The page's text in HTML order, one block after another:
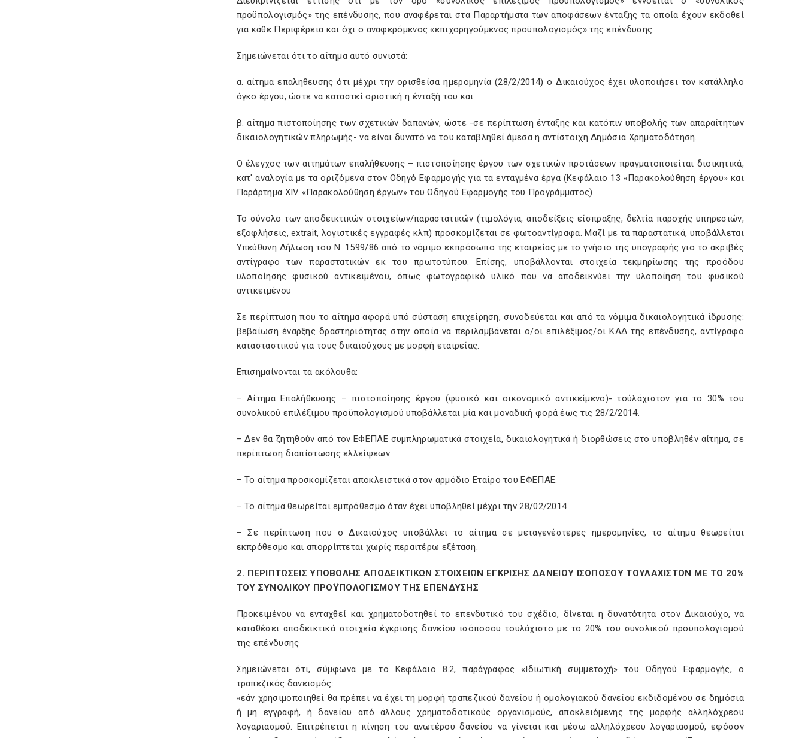
προϋπολογισμός» της επένδυσης, που αναφέρεται στα Παραρτήματα των αποφάσεων ένταξης τα οποία έχουν εκδοθεί
για κάθε Περιφέρεια και όχι ο αναφερόμενος «επιχορηγούμενος προϋπολογισμός» της επένδυσης.
Σημειώνεται ότι το αίτημα αυτό συνιστά:
α. αίτημα επαληθευσης ότι μέχρι την ορισθείσα ημερομηνία (28/2/2014) ο Δικαιούχος έχει υλοποιήσει τον κατάλληλο
όγκο έργου, ώστε να καταστεί οριστική η ένταξή του και
β. αίτημα πιστοποίησης των σχετικών δαπανών, ώστε -σε περίπτωση ένταξης και κατόπιν υποβολής των απαραίτητων
δικαιολογητικών πληρωμής- να είναι δυνατό να του καταβληθεί άμεσα η αντίστοιχη Δημόσια Χρηματοδότηση.
Ο έλεγχος των αιτημάτων επαλήθευσης – πιστοποίησης έργου των σχετικών προτάσεων πραγματοποιείται διοικητικά,
κατ' αναλογία με τα οριζόμενα στον Οδηγό Εφαρμογής για τα ενταγμένα έργα (Κεφάλαιο 13 «Παρακολούθηση έργου» και
Παράρτημα XIV «Παρακολούθηση έργων» του Οδηγού Εφαρμογής του Προγράμματος).
Το σύνολο των αποδεικτικών στοιχείων/παραστατικών (τιμολόγια, αποδείξεις είσπραξης, δελτία παροχής υπηρεσιών,
εξοφλήσεις, extrait, λογιστικές εγγραφές κλπ) προσκομίζεται σε φωτοαντίγραφα. Μαζί με τα παραστατικά, υποβάλλεται
Υπεύθυνη Δήλωση του Ν. 1599/86 από το νόμιμο εκπρόσωπο της εταιρείας με το γνήσιο της υπογραφής γιο το ακριβές
αντίγραφο των παραστατικών εκ του πρωτοτύπου. Επίσης, υποβάλλονται στοιχεία τεκμηρίωσης της προόδου
υλοποίησης φυσικού αντικειμένου, όπως φωτογραφικό υλικό που να αποδεικνύει την υλοποίηση του φυσικού
αντικειμένου
Σε περίπτωση που το αίτημα αφορά υπό σύσταση επιχείρηση, συνοδεύεται και από τα νόμιμα δικαιολογητικά ίδρυσης:
βεβαίωση έναρξης δραστηριότητας στην οποία να περιλαμβάνεται ο/οι επιλέξιμος/οι ΚΑΔ της επένδυσης, αντίγραφο
κατασταστικού για τους δικαιούχους με μορφή εταιρείας.
Επισημαίνονται τα ακόλουθα:
– Αίτημα Επαλήθευσης – πιστοποίησης έργου (φυσικό και οικονομικό αντικείμενο)- τούλάχιστον για το 30% του
συνολικού επιλέξιμου προϋπολογισμού υποβάλλεται μία και μοναδική φορά έως τις 28/2/2014.
– Δεν θα ζητηθούν από τον ΕΦΕΠΑΕ συμπληρωματικά στοιχεία, δικαιολογητικά ή διορθώσεις στο υποβληθέν αίτημα, σε
περίπτωση διαπίστωσης ελλείψεων.
– Το αίτημα προσκομίζεται αποκλειστικά στον αρμόδιο Εταίρο του ΕΦΕΠΑΕ.
– Το αίτημα θεωρείται εμπρόθεσμο όταν έχει υποβληθεί μέχρι την 28/02/2014
– Σε περίπτωση που ο Δικαιούχος υποβάλλει το αίτημα σε μεταγενέστερες ημερομηνίες, το αίτημα θεωρείται
εκπρόθεσμο και απορρίπτεται χωρίς περαιτέρω εξέταση.
2. ΠΕΡΙΠΤΩΣΕΙΣ ΥΠΟΒΟΛΗΣ ΑΠΟΔΕΙΚΤΙΚΩΝ ΣΤΟΙΧΕΙΩΝ ΕΓΚΡΙΣΗΣ ΔΑΝΕΙΟΥ ΙΣΟΠΟΣΟΥ ΤΟΥΛΑΧΙΣΤΟΝ ΜΕ ΤΟ 20%
ΤΟΥ ΣΥΝΟΛΙΚΟΥ ΠΡΟΫΠΟΛΟΓΙΣΜΟΥ ΤΗΣ ΕΠΕΝΔΥΣΗΣ
Προκειμένου να ενταχθεί και χρηματοδοτηθεί το επενδυτικό του σχέδιο, δίνεται η δυνατότητα στον Δικαιούχο, να
καταθέσει αποδεικτικά στοιχεία έγκρισης δανείου ισόποσου τουλάχιστο με το 20% του συνολικού προϋπολογισμού
της επένδυσης
Σημειώνεται ότι, σύμφωνα με το Κεφάλαιο 8.2, παράγραφος «Ιδιωτική συμμετοχή» του Οδηγού Εφαρμογής, ο
τραπεζικός δανεισμός:
«εάν χρησιμοποιηθεί θα πρέπει να έχει τη μορφή τραπεζικού δανείου ή ομολογιακού δανείου εκδιδομένου σε δημόσια
ή μη εγγραφή, ή δανείου από άλλους χρηματοδοτικούς οργανισμούς, αποκλειόμενης της μορφής αλληλόχρεου
λογαριασμού. Επιτρέπεται η κίνηση του ανωτέρου δανείου να γίνεται και μέσω αλληλόχρεου λογαριασμού, εφόσον